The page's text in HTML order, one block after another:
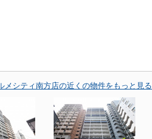
メシティ南方店の近くの物件をもっと見る